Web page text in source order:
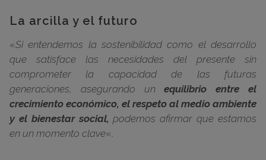
La arcilla y el futuro
«Si entendemos la sostenibilidad como el desarrollo
que satisface las necesidades del presente sin
comprometer la capacidad de las futuras
generaciones, asegurando unequilibrio entre el
crecimiento económico, el respeto al medio ambiente
y el bienestar social, podemos afirmar que estamos
en un momento clave«.